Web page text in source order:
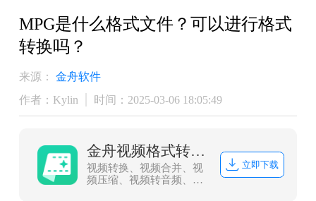
​MPG是什么格式文件？可以进行格式
转换吗？
来源：
金舟软件
作者：Kylin
时间：2025-03-06 18:05:49
金舟视频格式转换器
视频转换、视频合并、视
频压缩、视频转音频、音
立即下载